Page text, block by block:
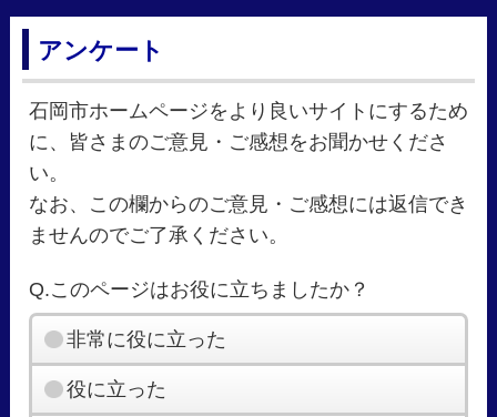
アンケート
石岡市ホームページをより良いサイトにするため
に、皆さまのご意見・ご感想をお聞かせくださ
い。
なお、この欄からのご意見・ご感想には返信でき
ませんのでご了承ください。
Q.このページはお役に立ちましたか？
非常に役に立った
役に立った